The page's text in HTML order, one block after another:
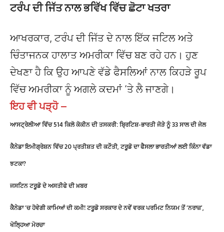
ਟਰੰਪ ਦੀ ਜਿੱਤ ਨਾਲ ਭਵਿੱਖ ਵਿੱਚ ਛੋਟਾ ਖਤਰਾ
ਆਖਰਕਾਰ, ਟਰੰਪ ਦੀ ਜਿੱਤ ਦੇ ਨਾਲ ਇੱਕ ਜਟਿਲ ਅਤੇ
ਚਿੰਤਾਜਨਕ ਹਾਲਾਤ ਅਮਰੀਕਾ ਵਿੱਚ ਬਣ ਰਹੇ ਹਨ। ਹੁਣ
ਦੇਖਣਾ ਹੈ ਕਿ ਉਹ ਆਪਣੇ ਵੱਡੇ ਫੈਸਲਿਆਂ ਨਾਲ ਕਿਹੜੇ ਰੂਪ
ਵਿੱਚ ਅਮਰੀਕਾ ਨੂੰ ਅਗਲੇ ਕਦਮਾਂ ‘ਤੇ ਲੈ ਜਾਣਗੇ।
ਇਹ ਵੀ ਪੜ੍ਹੋ –
ਆਸਟ੍ਰੇਲੀਆ ਵਿੱਚ 514 ਕਿਲੋ ਕੋਕੀਨ ਦੀ ਤਸਕਰੀ: ਬ੍ਰਿਟਿਸ਼-ਭਾਰਤੀ ਜੋੜੇ ਨੂੰ 33 ਸਾਲ ਦੀ ਜੇਲ
ਕੈਨੇਡਾ ਇਮੀਗ੍ਰੇਸ਼ਨ ਵਿੱਚ 20 ਪ੍ਰਤੀਸ਼ਤ ਦੀ ਕਟੌਤੀ, ਟਰੂਡੋ ਦਾ ਫੈਸਲਾ ਭਾਰਤੀਆਂ ਲਈ ਕਿੰਨਾ ਵੱਡਾ
ਝਟਕਾ?
ਜਸਟਿਨ ਟਰੂਡੋ ਦੇ ਅਸਤੀਫੇ ਦੀ ਖ਼ਬਰ
ਕੈਨੇਡਾ ‘ਚ ਹੋਵੇਗੀ ਕਾਮਿਆਂ ਦੀ ਕਮੀ! ਟਰੂਡੋ ਸਰਕਾਰ ਦੇ ਨਵੇਂ ਵਰਕ ਪਰਮਿਟ ਨਿਯਮ ਤੋਂ ‘ਨਰਾਜ਼’,
ਖੋਲ੍ਹਿਆ ਮੋਰਚਾ